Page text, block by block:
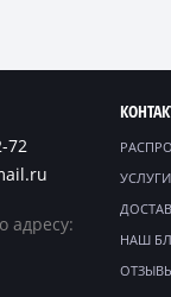
72
адресу:
НАШ